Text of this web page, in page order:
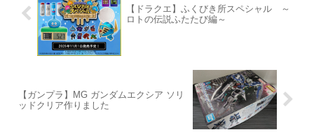
【ドラクエ】ふくびき所スペシャル ～
ロトの伝説ふたたび編～
【ガンプラ】MG ガンダムエクシア ソリ
ッドクリア作りました